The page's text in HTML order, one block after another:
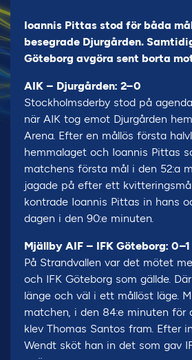
Ioannis Pittas stod för båda
besegrade Djurgården.
Göteborg avgöra sent borta
AIK – Djurgården: 2–0
Stockholmsderby stod på
när AIK tog emot Djurgården
Arena. Efter en mållös första
hemmalaget och Ioannis Pittas
matchens första mål i den 52:a
jagade på efter ett
kontrade Ioannis Pittas in hans
dagen i den 90:e minuten.
Mjällby AIF – IFK Göteborg: 0–1
På Strandvallen var det mötet
och IFK Göteborg som gällde.
länge och väl i ett mållöst läge.
matchen, i den 84:e minuten för
klev Thomas Santos fram. Efter
Wendt sköt han in det som gav